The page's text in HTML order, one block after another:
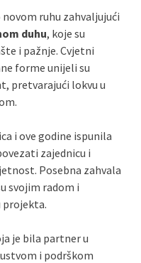
ruhu zahvaljujući
duhu, koje su
i pažnje. Cvjetni
forme unijeli su
pretvarajući lokvu u
i ove godine ispunila
zajednicu i
Posebna zahvala
svojim radom i
je bila partner u
i podrškom